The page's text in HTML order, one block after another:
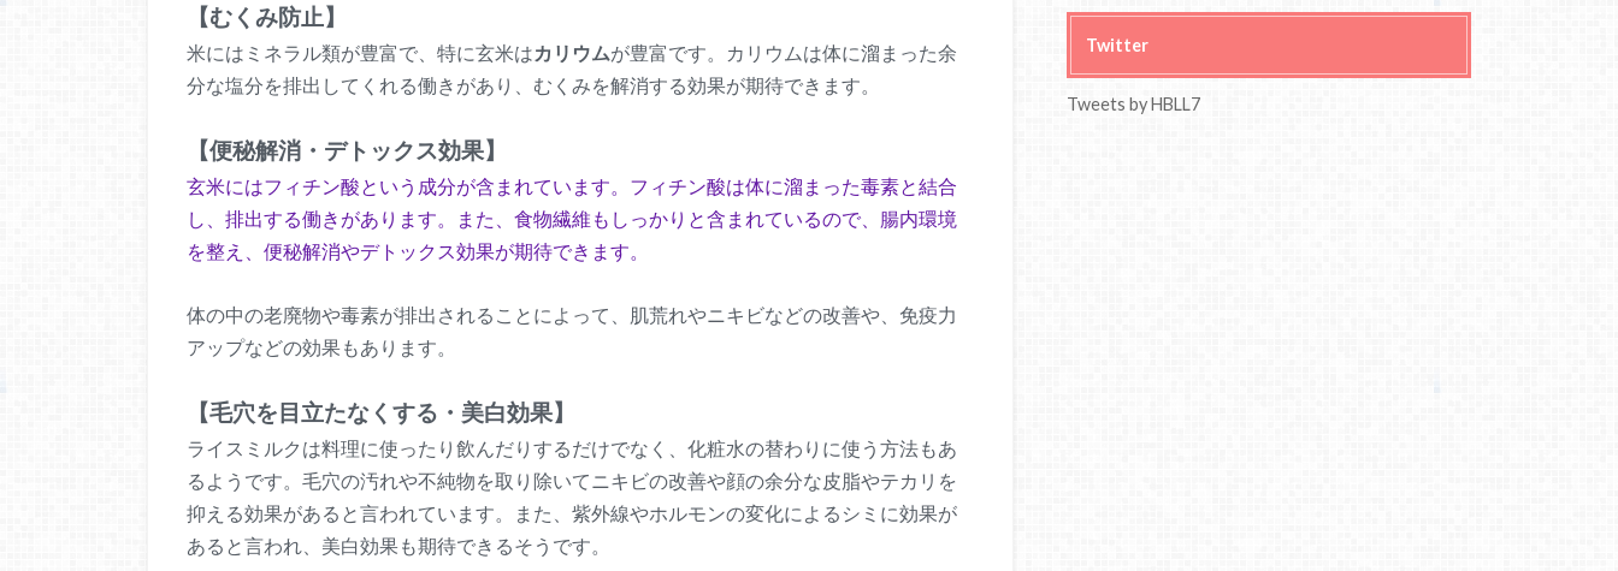
【むくみ防止】
米にはミネラル類が豊富で、特に玄米はカリウムが豊富です。カリウムは体に溜まった余
分な塩分を排出してくれる働きがあり、むくみを解消する効果が期待できます。
【便秘解消・デトックス効果】
玄米にはフィチン酸という成分が含まれています。フィチン酸は体に溜まった毒素と結合
し、排出する働きがあります。また、食物繊維もしっかりと含まれているので、腸内環境
を整え、便秘解消やデトックス効果が期待できます。
体の中の老廃物や毒素が排出されることによって、肌荒れやニキビなどの改善や、免疫力
アップなどの効果もあります。
【毛穴を目立たなくする・美白効果】
ライスミルクは料理に使ったり飲んだりするだけでなく、化粧水の替わりに使う方法もあ
るようです。毛穴の汚れや不純物を取り除いてニキビの改善や顔の余分な皮脂やテカリを
抑える効果があると言われています。また、紫外線やホルモンの変化によるシミに効果が
あると言われ、美白効果も期待できるそうです。
Twitter
Tweets by HBLL7